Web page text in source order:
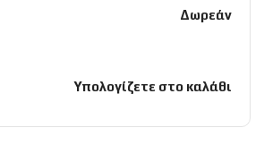
Δωρεάν
Υπολογίζετε στο καλάθι